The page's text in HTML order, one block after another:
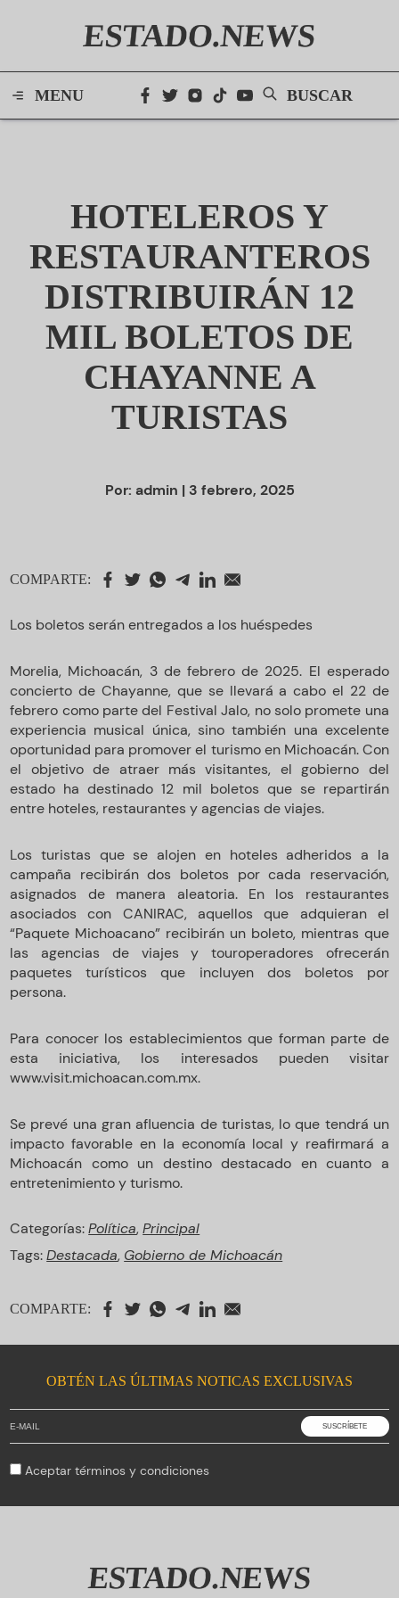
ESTADO.NEWS
MENU BUSCAR
HOTELEROS Y
RESTAURANTEROS
DISTRIBUIRÁN 12
MIL BOLETOS DE
CHAYANNE A
TURISTAS
Por: admin | 3 febrero, 2025
COMPARTE:
Los boletos serán entregados a los huéspedes
Morelia, Michoacán, 3 de febrero de 2025. El esperado
concierto de Chayanne, que se llevará a cabo el 22 de
febrero como parte del Festival Jalo, no solo promete una
experiencia musical única, sino también una excelente
oportunidad para promover el turismo en Michoacán. Con
el objetivo de atraer más visitantes, el gobierno del
estado ha destinado 12 mil boletos que se repartirán
entre hoteles, restaurantes y agencias de viajes.
Los turistas que se alojen en hoteles adheridos a la
campaña recibirán dos boletos por cada reservación,
asignados de manera aleatoria. En los restaurantes
asociados con CANIRAC, aquellos que adquieran el
“Paquete Michoacano” recibirán un boleto, mientras que
las agencias de viajes y touroperadores ofrecerán
paquetes turísticos que incluyen dos boletos por
persona.
Para conocer los establecimientos que forman parte de
esta iniciativa, los interesados pueden visitar
www.visit.michoacan.com.mx.
Se prevé una gran afluencia de turistas, lo que tendrá un
impacto favorable en la economía local y reafirmará a
Michoacán como un destino destacado en cuanto a
entretenimiento y turismo.
Categorías:Política,Principal
Tags:Destacada, Gobierno de Michoacán
COMPARTE:
OBTÉN LAS ÚLTIMAS NOTICAS EXCLUSIVAS
Aceptartérminos y condiciones
ESTADO.NEWS